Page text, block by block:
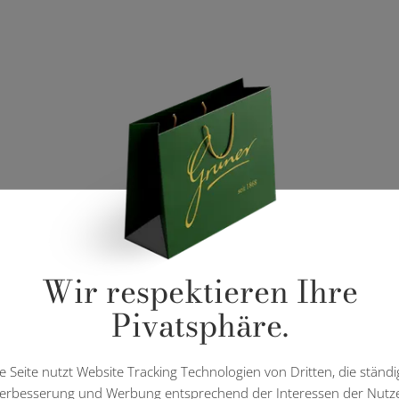
Wir respektieren Ihre
Pivatsphäre.
Seite nutzt Website Tracking Technologien von Dritten, die
und Werbung entsprechend der Interessen der